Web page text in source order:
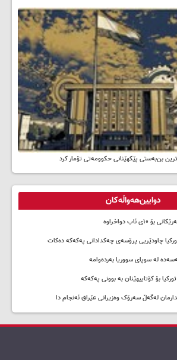
بن‌بەستی پێکهێنانی حکوومەتی تۆمار کرد
دوایین‌هەواڵەکان
ئاب دواخراوە
چاودێریی پرۆسەی چەکدادانی پەکەکە دەکات
لە سوپای سووریا بەردەوامە
بۆ کۆتاییهێنان بە بوونی پەکەکە
لەگەڵ سەرۆک وەزیرانی عێراق ئەنجام دا